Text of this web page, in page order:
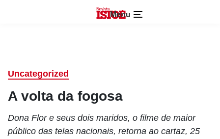
Menu
Uncategorized
A volta da fogosa
Dona Flor e seus dois maridos, o filme de maior
público das telas nacionais, retorna ao cartaz, 25